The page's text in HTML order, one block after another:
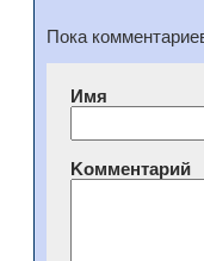
Пока
Имя
Kомментарий